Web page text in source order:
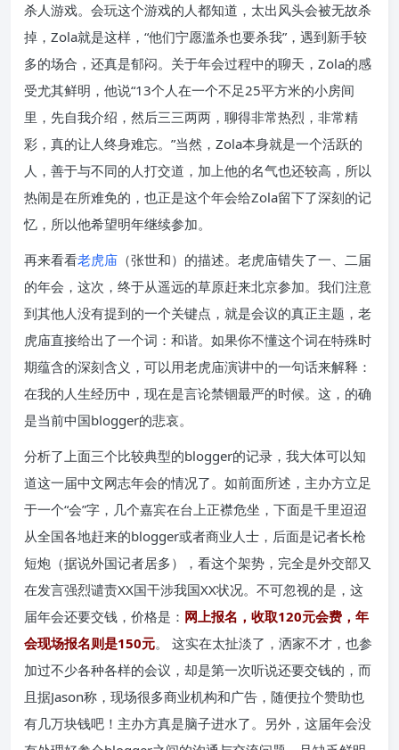
杀人游戏。会玩这个游戏的人都知道，太出风头会被无故杀
掉，Zola就是这样，“他们宁愿滥杀也要杀我”，遇到新手较
多的场合，还真是郁闷。关于年会过程中的聊天，Zola的感
受尤其鲜明，他说“13个人在一个不足25平方米的小房间
里，先自我介绍，然后三三两两，聊得非常热烈，非常精
彩，真的让人终身难忘。”当然，Zola本身就是一个活跃的
人，善于与不同的人打交道，加上他的名气也还较高，所以
热闹是在所难免的，也正是这个年会给Zola留下了深刻的记
忆，所以他希望明年继续参加。
再来看看老虎庙 （张世和）的描述。老虎庙错失了一、二届
的年会，这次，终于从遥远的草原赶来北京参加。我们注意
到其他人没有提到的一个关键点，就是会议的真正主题，老
虎庙直接给出了一个词：和谐。如果你不懂这个词在特殊时
期蕴含的深刻含义，可以用老虎庙演讲中的一句话来解释：
在我的人生经历中，现在是言论禁锢最严的时候。这，的确
是当前中国blogger的悲哀。
分析了上面三个比较典型的blogger的记录，我大体可以知
道这一届中文网志年会的情况了。如前面所述，主办方立足
于一个“会”字，几个嘉宾在台上正襟危坐，下面是千里迢迢
从全国各地赶来的blogger或者商业人士，后面是记者长枪
短炮（据说外国记者居多），看这个架势，完全是外交部又
在发言强烈谴责XX国干涉我国XX状况。不可忽视的是，这
届年会还要交钱，价格是： 网上报名，收取120元会费，年
会现场报名则是150元。 这实在太扯淡了，洒家不才，也参
加过不少各种各样的会议，却是第一次听说还要交钱的，而
且据Jason称，现场很多商业机构和广告，随便拉个赞助也
有几万块钱吧！主办方真是脑子进水了。另外，这届年会没